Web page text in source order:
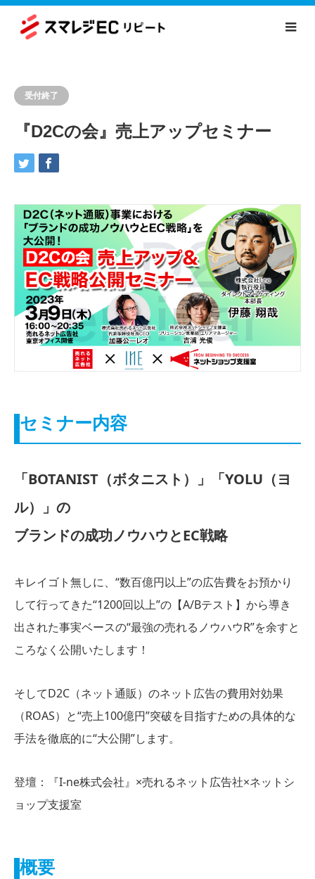
受付終了
『D2Cの会』売上アップセミナー
セミナー内容
「BOTANIST（ボタニスト）」「YOLU（ヨ
ル）」の
ブランドの成功ノウハウとEC戦略
キレイゴト無しに、“数百億円以上”の広告費をお預かり
して行ってきた“1200回以上”の【A/Bテスト】から導き
出された事実ベースの“最強の売れるノウハウR”を余すと
ころなく公開いたします！
そしてD2C（ネット通販）のネット広告の費用対効果
（ROAS）と“売上100億円”突破を目指すための具体的な
手法を徹底的に“大公開”します。
登壇：『I-ne株式会社』×売れるネット広告社×ネットシ
ョップ支援室
概要